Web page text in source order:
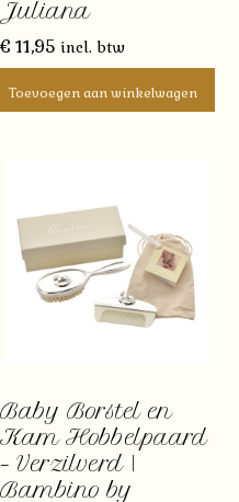
Juliana
€ 11,95 incl. btw
Toevoegen aan winkelwagen
Baby Borstel en
Kam Hobbelpaard
– Verzilverd |
Bambino by